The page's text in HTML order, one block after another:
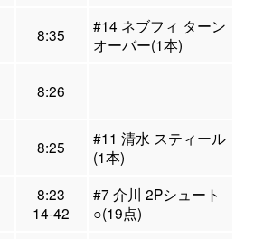
8:35
#14 ネブフィ ターン
オーバー(1本)
8:26
8:25
#11 清水 スティール
(1本)
8:23
14-42
#7 介川 2Pシュート
○(19点)